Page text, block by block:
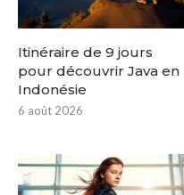
Itinéraire de 9 jours
pour découvrir Java en
Indonésie
6 août 2026